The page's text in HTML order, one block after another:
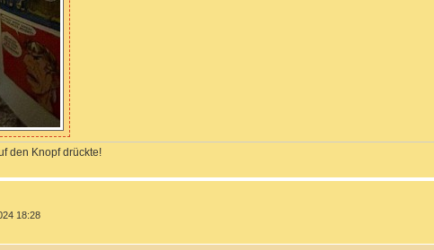
den Knopf drückte!
18:28